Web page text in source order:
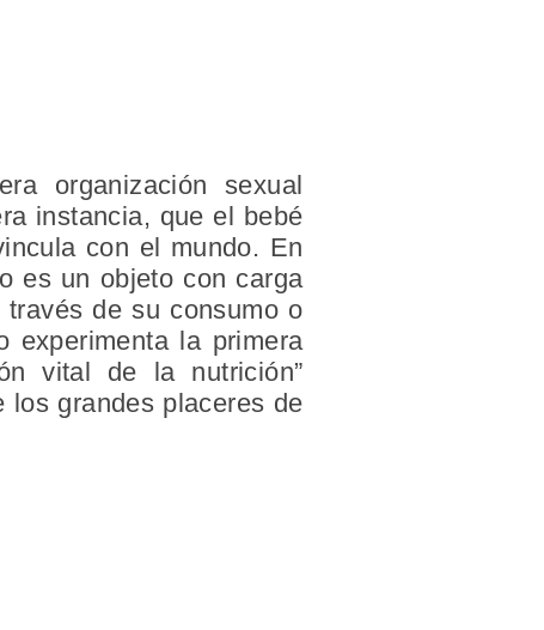
organización sexual
instancia, que el bebé
con el mundo. En
es un objeto con carga
de su consumo o
experimenta la primera
vital de la nutrición”
los grandes placeres de